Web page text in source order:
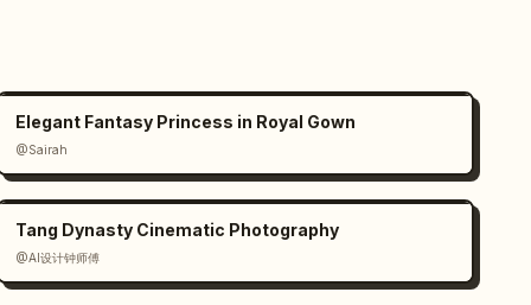
Elegant Fantasy Princess in Royal Gown
@Sairah
Tang Dynasty Cinematic Photography
@AI设计钟师傅